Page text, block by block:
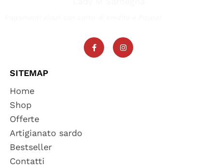
SITEMAP
Home
Shop
Offerte
Artigianato sardo
Bestseller
Contatti